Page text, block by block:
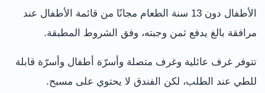
الأطفال دون 13 سنة الطعام مجانًا من قائمة الأطفال عند
مرافقة بالغ يدفع ثمن وجبته، وفق الشروط المطبقة.
تتوفر غرف عائلية وغرف متصلة وأسرّة أطفال وأسرّة قابلة
للطي عند الطلب، لكن الفندق لا يحتوي على مسبح.